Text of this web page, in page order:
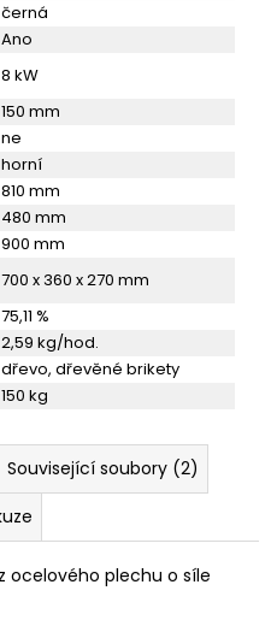
černá
Ano
8 kW
150 mm
ne
horní
810 mm
480 mm
900 mm
700 x 360 x 270 mm
75,11 %
2,59 kg/hod.
dřevo, dřevěné brikety
150 kg
Související soubory (2)
ocelového plechu o síle